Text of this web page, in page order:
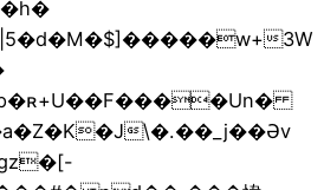
3W
\�.��_j��Əv